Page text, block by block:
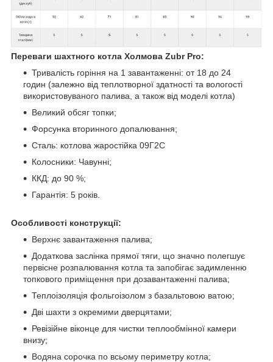
Переваги шахтного котла Холмова Zubr Pro:
Тривалість горіння на 1 завантаженні: от 18 до 24
годин (залежно від теплотворної здатності та вологості
використовуваного палива, а також від моделі котла)
Великий обсяг топки;
Форсунка вторинного допалювання;
Сталь: котлова жаростійка 09Г2С
Колосники: Чавунні;
ККД: до 90 %;
Гарантія: 5 років.
Особливості конструкції:
Верхнє завантаження палива;
Додаткова заслінка прямої тяги, що значно полегшує
первісне розпалювання котла та запобігає задимленню
топкового приміщення при дозавантаженні палива;
Теплоізоляція фольгоізолом з базальтовою ватою;
Дві шахти з окремими дверцятами;
Ревізійне віконце для чистки теплообмінної камери
внизу;
Водяна сорочка по всьому периметру котла;